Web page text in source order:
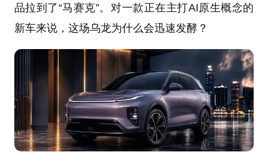
品拉到了“马赛克”。对一款正在主打AI原生概念的
新车来说，这场乌龙为什么会迅速发酵？